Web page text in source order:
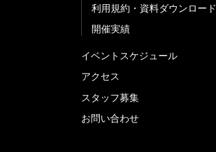
利用規約・資料ダウンロード
開催実績
イベントスケジュール
アクセス
スタッフ募集
お問い合わせ